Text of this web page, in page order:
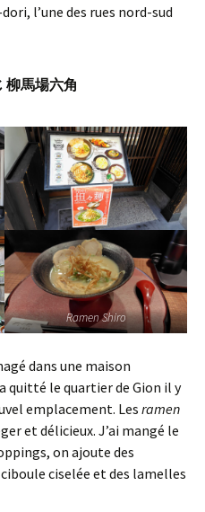
l’une des rues nord-sud
柳馬場六角
Ramen Shiro
dans une maison
le quartier de Gion il y
emplacement. Les ramen
et délicieux. J’ai mangé le
on ajoute des
ciselée et des lamelles